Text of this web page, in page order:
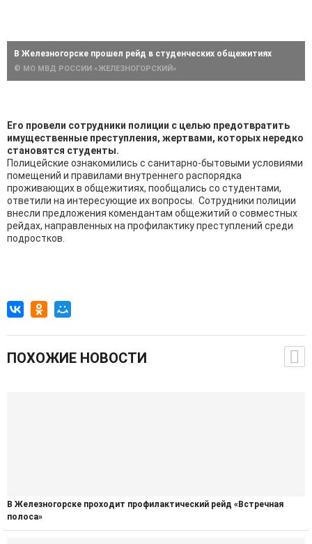
В Железногорске прошел рейд в студенческих общежитиях
© МО МВД РОССИИ «ЖЕЛЕЗНОГОРСКИЙ»
Его провели сотрудники полиции с целью предотвратить
имущественные преступления, жертвами, которых нередко
становятся студенты.
Полицейские ознакомились с санитарно-бытовыми условиями
помещений и правилами внутреннего распорядка
проживающих в общежитиях, пообщались со студентами,
ответили на интересующие их вопросы. Сотрудники полиции
внесли предложения комендантам общежитий о совместных
рейдах, направленных на профилактику преступлений среди
подростков.
ПОХОЖИЕ НОВОСТИ
В Железногорске проходит профилактический рейд «Встречная
полоса»